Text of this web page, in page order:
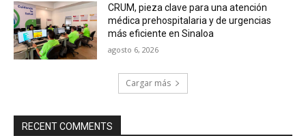
CRUM, pieza clave para una atención
médica prehospitalaria y de urgencias
más eficiente en Sinaloa
agosto 6, 2026
Cargar más
RECENT COMMENTS